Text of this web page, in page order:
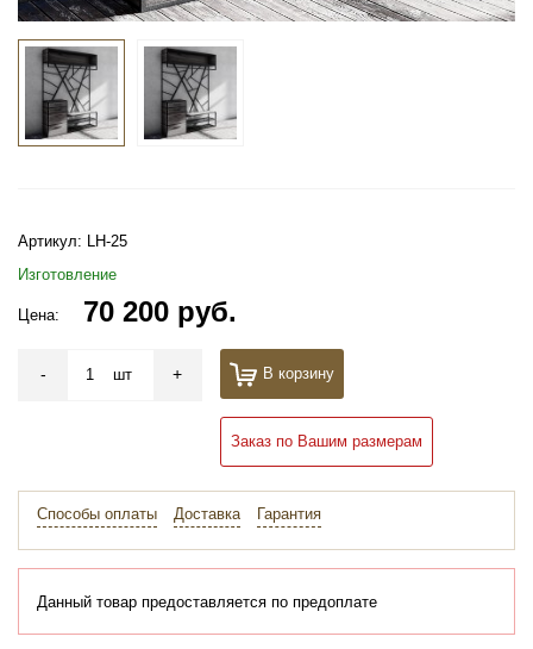
Артикул: LH-25
Изготовление
Цена: 70 200 руб.
- шт + В корзину
Заказ по Вашим размерам
Способы оплаты Доставка Гарантия
Данный товар предоставляется по предоплате